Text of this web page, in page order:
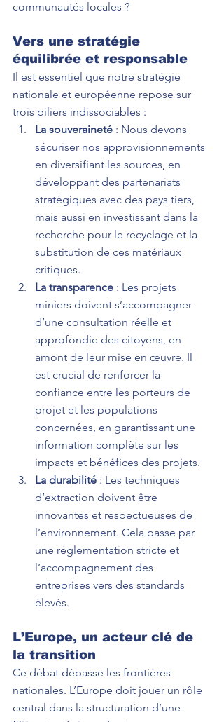
communautés locales ?
Vers une stratégie
équilibrée et responsable
Il est essentiel que notre stratégie
nationale et européenne repose sur
trois piliers indissociables :
La souveraineté : Nous devons
sécuriser nos approvisionnements
en diversifiant les sources, en
développant des partenariats
stratégiques avec des pays tiers,
mais aussi en investissant dans la
recherche pour le recyclage et la
substitution de ces matériaux
critiques.
La transparence : Les projets
miniers doivent s’accompagner
d’une consultation réelle et
approfondie des citoyens, en
amont de leur mise en œuvre. Il
est crucial de renforcer la
confiance entre les porteurs de
projet et les populations
concernées, en garantissant une
information complète sur les
impacts et bénéfices des projets.
La durabilité : Les techniques
d’extraction doivent être
innovantes et respectueuses de
l’environnement. Cela passe par
une réglementation stricte et
l’accompagnement des
entreprises vers des standards
élevés.
L’Europe, un acteur clé de
la transition
Ce débat dépasse les frontières
nationales. L’Europe doit jouer un rôle
central dans la structuration d’une